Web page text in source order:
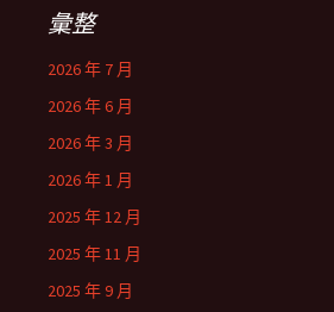
彙整
2026 年 7 月
2026 年 6 月
2026 年 3 月
2026 年 1 月
2025 年 12 月
2025 年 11 月
2025 年 9 月